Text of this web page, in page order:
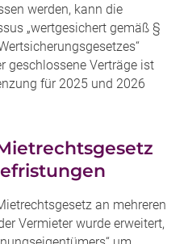
werden, kann die
„wertgesichert gemäß §
geschlossene Verträge ist
für 2025 und 2026
an mehreren
Vermieter wurde erweitert,